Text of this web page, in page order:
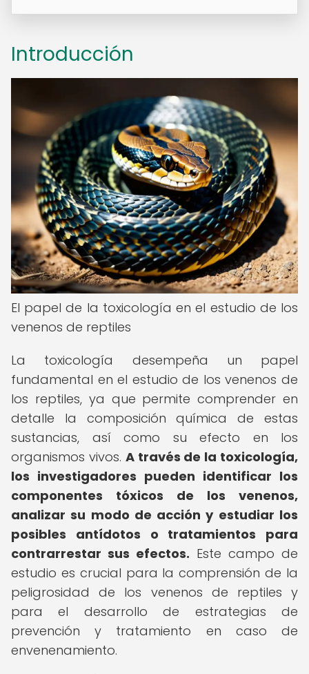
Introducción
El papel de la toxicología en el estudio de los
venenos de reptiles
La toxicología desempeña un papel
fundamental en el estudio de los venenos de
los reptiles, ya que permite comprender en
detalle la composición química de estas
sustancias, así como su efecto en los
organismos vivos. A través de la toxicología,
los investigadores pueden identificar los
componentes tóxicos de los venenos,
analizar su modo de acción y estudiar los
posibles antídotos o tratamientos para
contrarrestar sus efectos. Este campo de
estudio es crucial para la comprensión de la
peligrosidad de los venenos de reptiles y
para el desarrollo de estrategias de
prevención y tratamiento en caso de
envenenamiento.